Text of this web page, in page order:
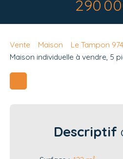
290
Vente Maison
Le Tampon
Maison individuelle à vendre, 5
Descriptif